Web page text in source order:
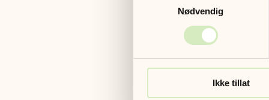
Nødvendig
Ikke tillat
Gårsdagens
Rennesøy og
trafikk, før de
over
over
skogkledd juv,